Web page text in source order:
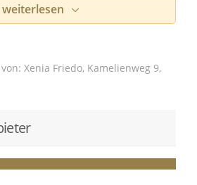
großer Bedeutung, denn ich
lachen können,
wichtigen Schritt in Richtung
ein vielschichtiges Gefühl, das
leidenschaftlich sein, aber
weiterlesen
Xenia Friedo, Kamelienweg 9,